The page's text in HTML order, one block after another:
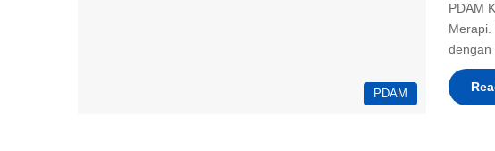
PDAM
PDAM
Merapi.
dengan